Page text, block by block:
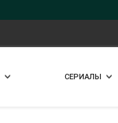
СЕРИАЛЫ